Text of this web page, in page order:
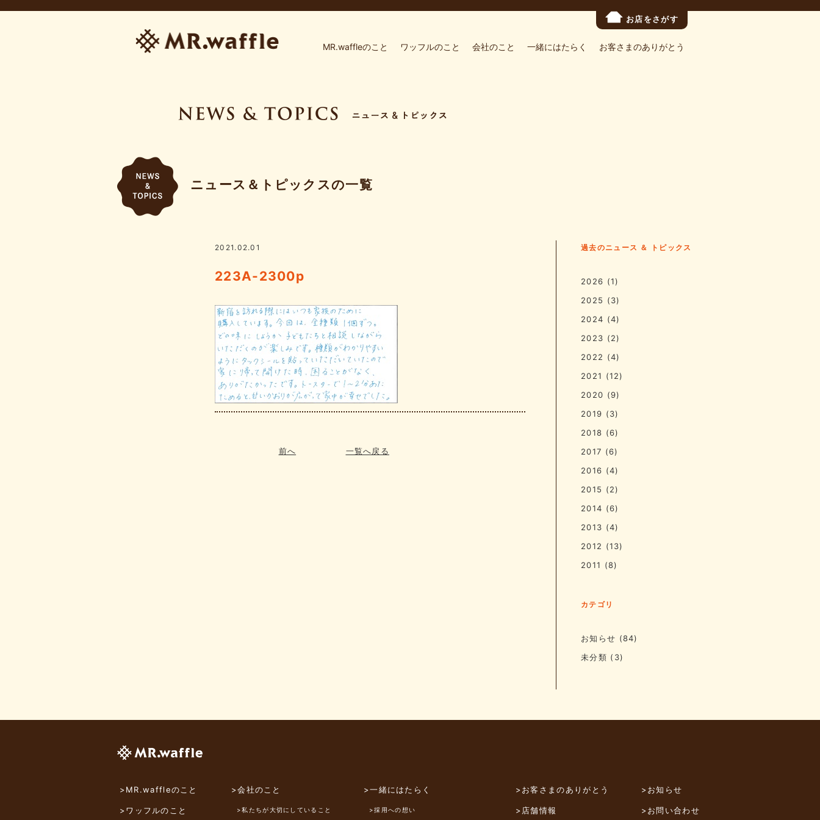
お店をさがす
MR.waffleのこと ワッフルのこと 会社のこと 一緒にはたらく お客さまのありがとう
ニュース＆トピックスの一覧
2021.02.01
223A-2300p
前へ 一覧へ戻る
過去のニュース ＆ トピックス
2026 (1)
2025 (3)
2024 (4)
2023 (2)
2022 (4)
2021 (12)
2020 (9)
2019 (3)
2018 (6)
2017 (6)
2016 (4)
2015 (2)
2014 (6)
2013 (4)
2012 (13)
2011 (8)
カテゴリ
お知らせ (84)
未分類 (3)
>MR.waffleのこと
>ワッフルのこと
>会社のこと
>私たちが大切にしていること
>一緒にはたらく
>採用への想い
>お客さまのありがとう
>店舗情報
>お知らせ
>お問い合わせ